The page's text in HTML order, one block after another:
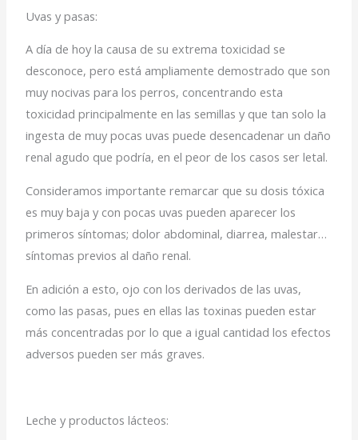
Uvas y pasas:
A día de hoy la causa de su extrema toxicidad se
desconoce, pero está ampliamente demostrado que son
muy nocivas para los perros, concentrando esta
toxicidad principalmente en las semillas y que tan solo la
ingesta de muy pocas uvas puede desencadenar un daño
renal agudo que podría, en el peor de los casos ser letal.
Consideramos importante remarcar que su dosis tóxica
es muy baja y con pocas uvas pueden aparecer los
primeros síntomas; dolor abdominal, diarrea, malestar…
síntomas previos al daño renal.
En adición a esto, ojo con los derivados de las uvas,
como las pasas, pues en ellas las toxinas pueden estar
más concentradas por lo que a igual cantidad los efectos
adversos pueden ser más graves.
Leche y productos lácteos: